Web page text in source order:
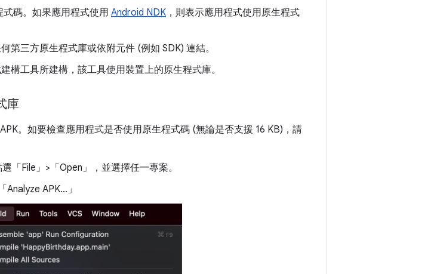
碼。如果應用程式使用 Android NDK ，則表示應用程式使用原生程式
第三方原生程式庫或依附元件 (例如 SDK) 連結。
構工具所建構，該工具使用裝置上的原生程式庫。
庫
。如要檢查應用程式是否使用原生程式碼 (無論是否支援 16 KB)，請
「File」>「Open」
，並選擇任一專案。
APK...」